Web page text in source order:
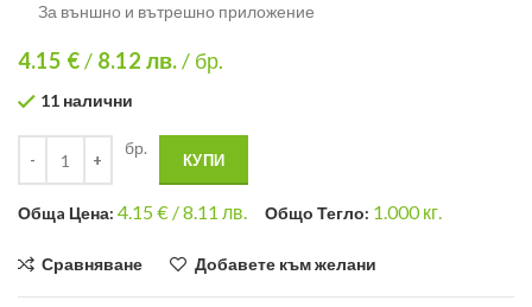
За външно и вътрешно приложение
4.15 €/ 8.12 лв./ бр.
11 налични
бр.
КУПИ
Общa Цена: 4.15€ /8.11 лв. Общо Тегло: 1.000кг.
Сравняване Добавете към желани